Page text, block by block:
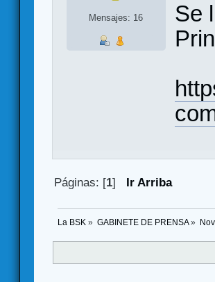
Mensajes: 16
Se
Páginas: [1] Ir Arriba
La BSK » GABINETE DE PRENSA»